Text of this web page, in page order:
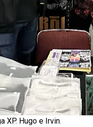
XP. Hugo e Irvin.